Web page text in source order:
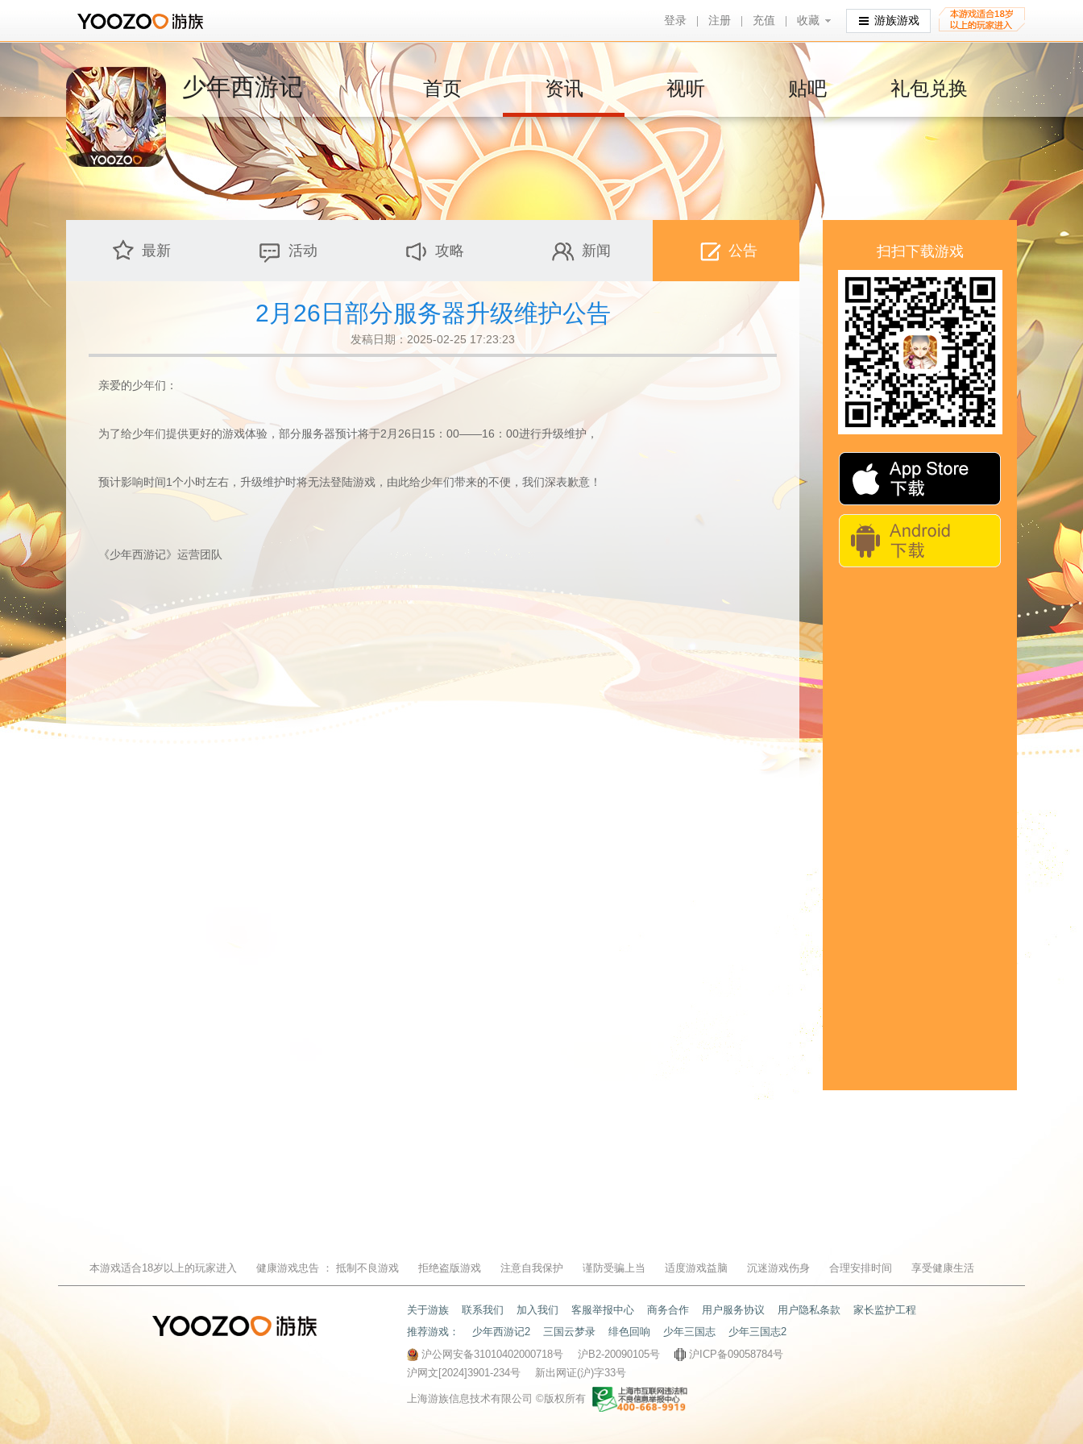
登录 注册 充值 收藏
收藏 游族游戏
少年西游记 首页 资讯 视听 贴吧 礼包兑换
最新 活动 攻略 新闻 公告
2月26日部分服务器升级维护公告
发稿日期：2025-02-25 17:23:23
亲爱的少年们：
为了给少年们提供更好的游戏体验，部分服务器预计将于2月26日15：00——16：00进行升级维护，
预计影响时间1个小时左右， 升级维护时将无法登陆游戏， 由此给少年们带来的不便，我们深表歉意！
《少年西游记》运营团队
扫扫下载游戏
本游戏适合18岁以上的玩家进入 健康游戏忠告 ： 抵制不良游戏 拒绝盗版游戏 注意自我保护 谨防受骗上当 适度游戏益脑 沉迷游戏伤身 合理安排时间 享受健康生活
关于游族 联系我们 加入我们 客服举报中心 商务合作 用户服务协议 用户隐私条款
家长监护工程
推荐游戏：
少年西游记2 三国云梦录 绯色回响 少年三国志
少年三国志2
沪公网安备31010402000718号
沪B2-20090105号
沪ICP备09058784号
沪网文[2024]3901-234号
新出网证(沪)字33号
上海游族信息技术有限公司 ©版权所有